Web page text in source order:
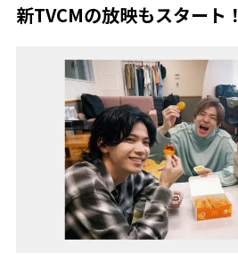
新TVCMの放映もスタート！